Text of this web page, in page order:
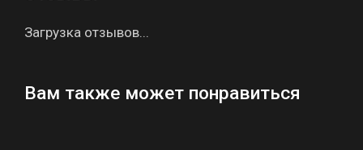
Загрузка отзывов...
Вам также может понравиться